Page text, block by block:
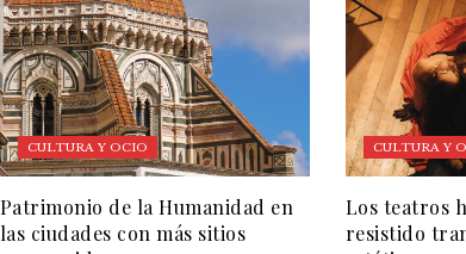
CULTURA Y OCIO
Patrimonio de la Humanidad en
las ciudades con más sitios
CULTURA Y
Los teatros
resistido